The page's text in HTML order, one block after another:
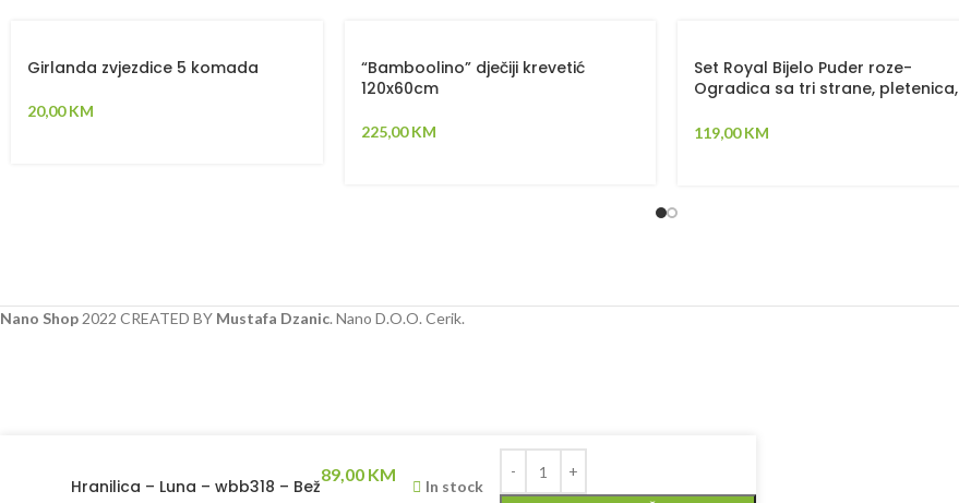
Girlanda zvjezdice 5 komada
20,00KM
“Bamboolino” dječiji krevetić
120x60cm
225,00KM
Set Royal Bijelo Puder roze-
Ogradica sa tri strane, pletenica,
119,00KM
Nano Shop 2022 CREATED BY Mustafa Dzanic. Nano D.O.O. Cerik.
Hranilica – Luna – wbb318 – Bež
89,00 KM
In stock